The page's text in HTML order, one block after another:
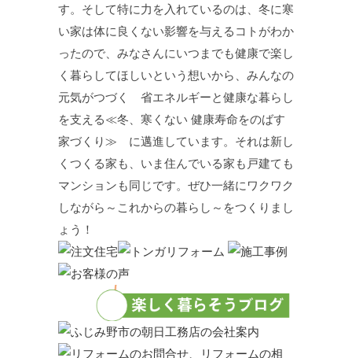
す。そして特に力を入れているのは、冬に寒
い家は体に良くない影響を与えるコトがわか
ったので、みなさんにいつまでも健康で楽し
く暮らしてほしいという想いから、みんなの
元気がつづく 省エネルギーと健康な暮らし
を支える≪冬、寒くない 健康寿命をのばす
家づくり≫ に邁進しています。それは新し
くつくる家も、いま住んでいる家も戸建ても
マンションも同じです。ぜひ一緒にワクワク
しながら～これからの暮らし～をつくりまし
ょう！